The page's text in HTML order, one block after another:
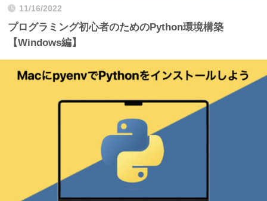
11/16/2022
プログラミング初心者のためのPython環境構築
【Windows編】